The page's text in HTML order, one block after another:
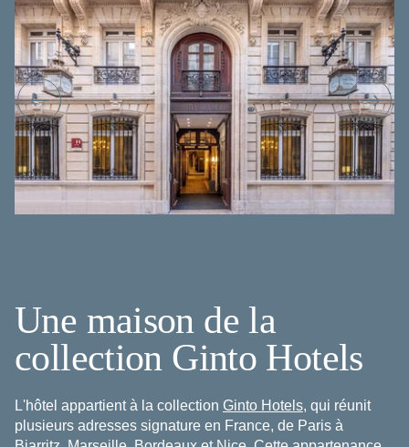
Une maison de la
collection Ginto Hotels
L'hôtel appartient à la collection Ginto Hotels, qui réunit
plusieurs adresses signature en France, de Paris à